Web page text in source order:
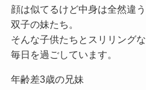
顔は似てるけど中身は全然違う
双子の妹たち。
そんな子供たちとスリリングな
毎日を過ごしています。
年齢差3歳の兄妹